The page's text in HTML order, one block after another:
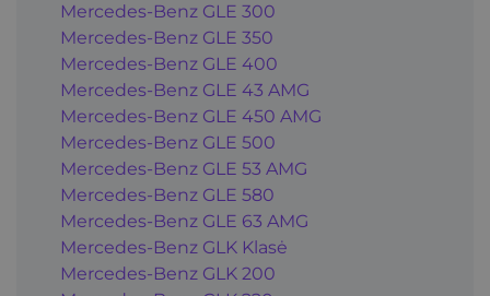
Mercedes-Benz GLE 300
Mercedes-Benz GLE 350
Mercedes-Benz GLE 400
Mercedes-Benz GLE 43 AMG
Mercedes-Benz GLE 450 AMG
Mercedes-Benz GLE 500
Mercedes-Benz GLE 53 AMG
Mercedes-Benz GLE 580
Mercedes-Benz GLE 63 AMG
Mercedes-Benz GLK Klasė
Mercedes-Benz GLK 200